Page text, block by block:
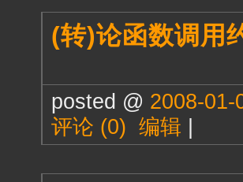
(转)论函数调用
posted @ 2008-01-
评论 (0) 编辑